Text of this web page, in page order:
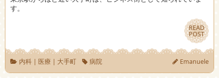
す。
READ
POST
READ
POST
内科| 医療 | 大手町 病院 Emanuele